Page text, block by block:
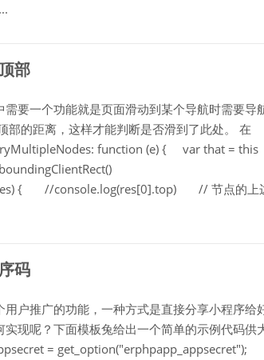
部
要一个功能就是页面滑动到某个导航时需要导
部的距离，这样才能判断是否滑到了此处。 在
function (e) { var that = this
{ //console.log(res[0].top) // 节点的上
码
户推广的功能，一种方式是直接分享小程序给
现呢？下面模板兔给出一个简单的示例代码供
= get_option("erphpapp_appsecret");